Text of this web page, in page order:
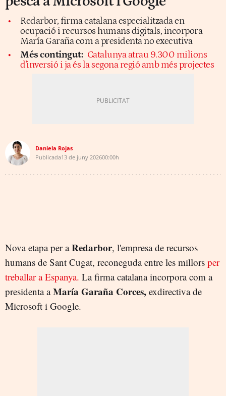
Redarbor, firma catalana especialitzada en
ocupació i recursos humans digitals, incorpora
María Garaña com a presidenta no executiva
Més contingut: Catalunya atrau 9.300 milions
d'inversió i ja és la segona regió amb més projectes
Daniela Rojas
Publicada13 de juny 202600:00h
Nova etapa per aRedarbor, l'empresa de recursos
humans de Sant Cugat, reconeguda entre les millors per
treballar a Espanya. La firma catalana incorpora com a
presidenta aMaría Garaña Corces, exdirectiva de
Microsoft i Google.